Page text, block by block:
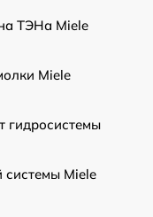
ТЭНа Miele
Miele
гидросистемы
системы Miele